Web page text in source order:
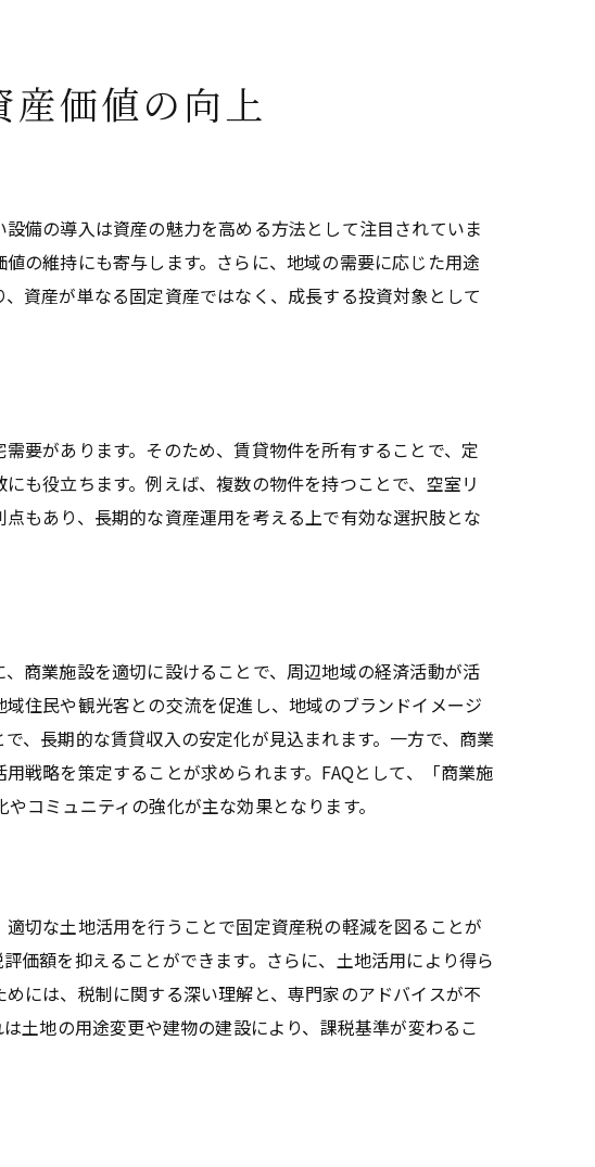
価値の向上
備の導入は資産の魅力を高める方法として注目されていま
の維持にも寄与します。さらに、地域の需要に応じた用途
資産が単なる固定資産ではなく、成長する投資対象として
要があります。そのため、賃貸物件を所有することで、定
も役立ちます。例えば、複数の物件を持つことで、空室リ
もあり、長期的な資産運用を考える上で有効な選択肢とな
商業施設を適切に設けることで、周辺地域の経済活動が活
住民や観光客との交流を促進し、地域のブランドイメージ
、長期的な賃貸収入の安定化が見込まれます。一方で、商業
戦略を策定することが求められます。FAQとして、「商業施
コミュニティの強化が主な効果となります。
切な土地活用を行うことで固定資産税の軽減を図ることが
価額を抑えることができます。さらに、土地活用により得ら
には、税制に関する深い理解と、専門家のアドバイスが不
土地の用途変更や建物の建設により、課税基準が変わるこ